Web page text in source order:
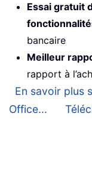
Essai gratuit
bancaire
Meilleur
rapport à
En savoir plus
Office...